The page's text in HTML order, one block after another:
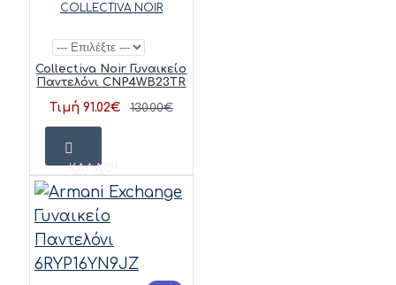
COLLECTIVA NOIR
Collectiva Noir Γυναικείο
Παντελόνι CNP4WB23TR
Τιμή 91.02€ 130.00€
ΚΑΛΆΘΙ